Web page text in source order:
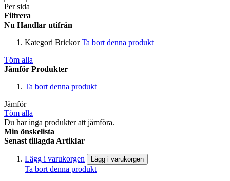
Per sida
Filtrera
Nu Handlar utifrån
Kategori Brickor Ta bort denna produkt
Töm alla
Jämför Produkter
Ta bort denna produkt
Jämför
Töm alla
Du har inga produkter att jämföra.
Min önskelista
Senast tillagda Artiklar
Lägg i varukorgen Lägg i varukorgen
Ta bort denna produkt